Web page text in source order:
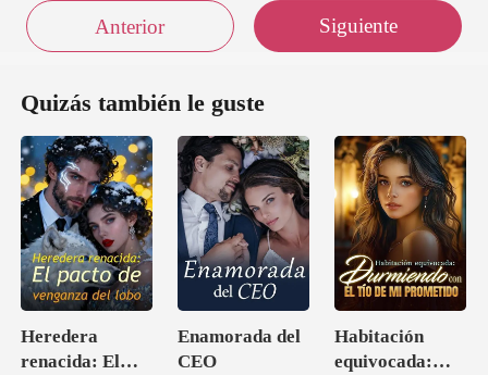
Anterior Siguiente
Quizás también le guste
Heredera
renacida: El
Enamorada del
CEO
Habitación
equivocada: